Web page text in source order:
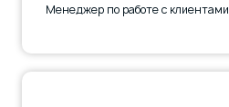
Менеджер по работе с клиентами